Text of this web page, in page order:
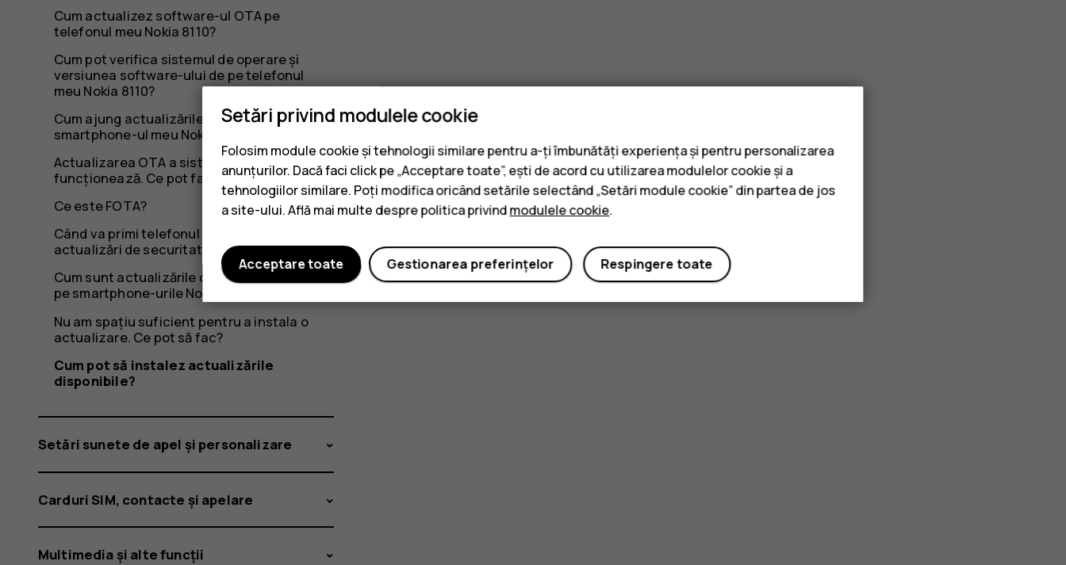
Cum actualizez software-ul OTA pe
telefonul meu Nokia 8110?
Cum pot verifica sistemul de operare și
versiunea software-ului de pe telefonul
meu Nokia 8110?
Cum ajung actualizările software pe
smartphone-ul meu Nokia?
Actualizarea OTA a sistemului nu
funcționează. Ce pot face?
Ce este FOTA?
Când va primi telefonul meu ultimele
actualizări de securitate?
Cum sunt actualizările de software trimise
pe smartphone-urile Nokia și HMD?
Nu am spațiu suficient pentru a instala o
actualizare. Ce pot să fac?
Cum pot să instalez actualizările
disponibile?
Setări sunete de apel și personalizare
Carduri SIM, contacte și apelare
Multimedia și alte funcții
Setări privind modulele cookie
Folosim module cookie și tehnologii similare pentru a-ți îmbunătăți experiența și pentru personalizarea
anunțurilor. Dacă faci click pe „Acceptare toate”, ești de acord cu utilizarea modulelor cookie și a
tehnologiilor similare. Poți modifica oricând setările selectând „Setări module cookie” din partea de jos
a site-ului. Află mai multe despre politica privindmodulele cookie.
Respingere toate
Gestionarea preferințelor
Acceptare toate